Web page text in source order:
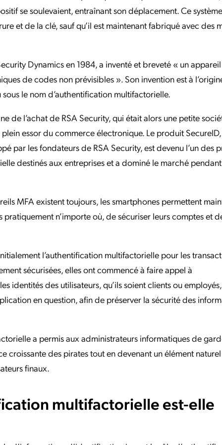
se soulevaient, entraînant son déplacement. Ce
et de la clé, sauf qu’il est maintenant fabriqué avec des
Dynamics en 1984, a inventé et breveté « un
de codes non prévisibles ». Son invention est à
le nom d’authentification multifactorielle.
de l’achat de RSA Security, qui était alors une petite
essor du commerce électronique. Le produit
par les fondateurs de RSA Security, est devenu l’un des
destinés aux entreprises et a dominé le marché pendant
MFA existent toujours, les smartphones permettent
n’importe où, de sécuriser leurs comptes et
l’authentification multifactorielle pour les
sécurisées, elles ont commencé à faire appel à
identités des utilisateurs, qu’ils soient clients ou employés,
en question, afin de préserver la sécurité des
a permis aux administrateurs informatiques de
croissante des pirates tout en devenant un élément
finaux.
multifactorielle est-elle